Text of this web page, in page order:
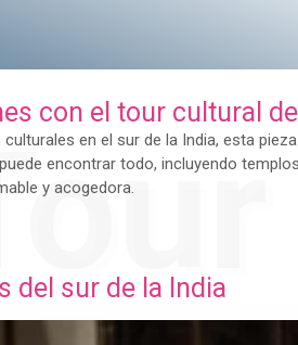
con el tour cultural
en el sur de la India, esta
encontrar todo, incluyendo
y acogedora.
del sur de la India